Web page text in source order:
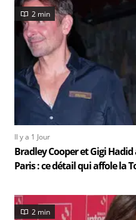
2 min
Il y a 1 Jour
Bradley Cooper et Gigi
Paris : ce détail qui affole la
2 min